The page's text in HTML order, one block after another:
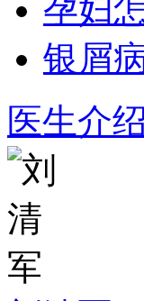
孕妇
银屑
医生介绍